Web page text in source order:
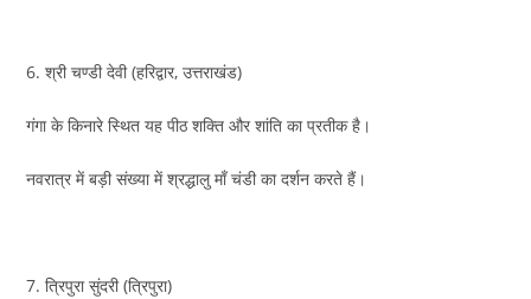
6. श्री चण्डी देवी (हरिद्वार, उत्तराखंड)
गंगा के किनारे स्थित यह पीठ शक्ति और शांति का प्रतीक है।
नवरात्र में बड़ी संख्या में श्रद्धालु माँ चंडी का दर्शन करते हैं।
7. त्रिपुरा सुंदरी (त्रिपुरा)